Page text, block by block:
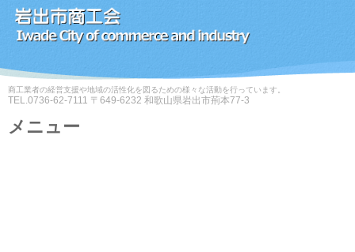
商工業者の経営支援や地域の活性化を図るための様々な活動を行っています。
TEL.0736-62-7111 〒649-6232 和歌山県岩出市荊本77-3
メニュー